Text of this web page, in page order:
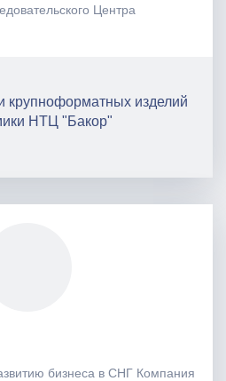
Центра
крупноформатных изделий
НТЦ "Бакор"
бизнеса в СНГ Компания